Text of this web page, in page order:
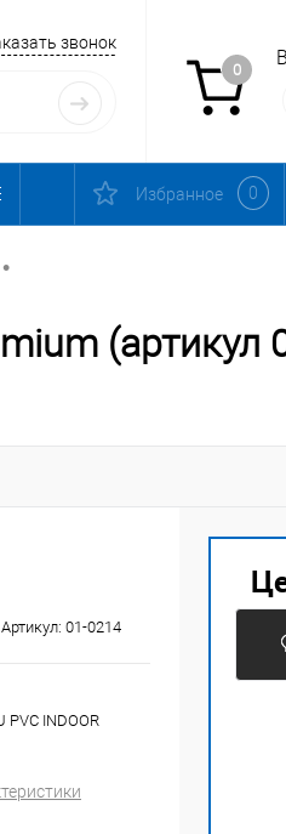
звонок
0
Избранное 0
•
(артикул
Артикул: 01-0214
INDOOR